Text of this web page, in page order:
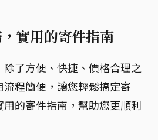
實用的寄件指南
了方便、快捷、價格合理之
程簡便，讓您輕鬆搞定寄
的寄件指南，幫助您更順利